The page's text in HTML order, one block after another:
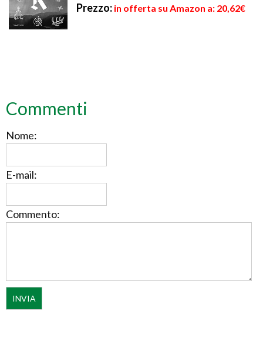
Prezzo: in offerta su Amazon a: 20,62€
Commenti
Nome:
E-mail:
Commento: